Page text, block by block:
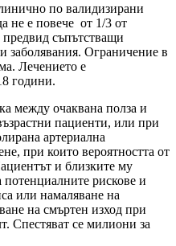
по валидизирани
не e повече от 1/3 от
съпътстващи
заболявания. Ограничение в
Лечението е
години.
между очаквана полза и
пациенти, или при
артериална
при които вероятността от
и близките му
рискове и
или намаляване на
на смъртен изход при
Спестяват се милиони за